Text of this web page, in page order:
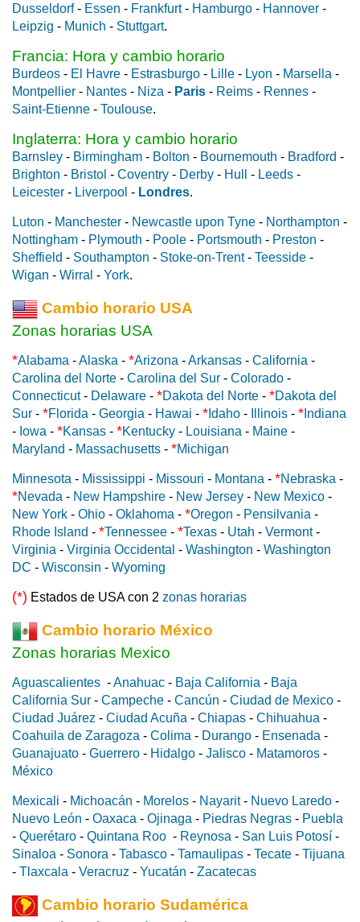
Dusseldorf- Essen - Frankfurt- Hamburgo - Hannover -
Leipzig - Munich - Stuttgart.
Francia: Hora y cambio horario
Burdeos - El Havre - Estrasburgo - Lille - Lyon - Marsella -
Montpellier - Nantes - Niza - Paris - Reims - Rennes -
Saint-Etienne - Toulouse.
Inglaterra: Hora y cambio horario
Barnsley - Birmingham - Bolton - Bournemouth - Bradford -
Brighton - Bristol - Coventry - Derby - Hull - Leeds -
Leicester - Liverpool - Londres.
Luton - Manchester - Newcastle upon Tyne - Northampton -
Nottingham - Plymouth - Poole - Portsmouth - Preston -
Sheffield - Southampton - Stoke-on-Trent- Teesside -
Wigan - Wirral - York.
Cambio horario USA
Zonas horarias USA
*Alabama -Alaska - *Arizona -Arkansas - California -
Carolina del Norte - Carolina del Sur - Colorado -
Connecticut- Delaware - *Dakota del Norte - *Dakota del
Sur - *Florida - Georgia - Hawai - * Idaho - Illinois - * Indiana
- Iowa - *Kansas - *Kentucky - Louisiana - Maine -
Maryland - Massachusetts - *Michigan
Minnesota - Mississippi - Missouri - Montana - *Nebraska -
*Nevada - New Hampshire - New Jersey - New Mexico -
New York - Ohio - Oklahoma - *Oregon - Pensilvania -
Rhode Island - *Tennessee - *Texas - Utah - Vermont-
Virginia - Virginia Occidental - Washington - Washington
DC - Wisconsin - Wyoming
(*) Estados de USA con 2 zonas horarias
Cambio horario México
Zonas horarias Mexico
Aguascalientes -Anahuac - Baja California - Baja
California Sur - Campeche - Cancún - Ciudad de Mexico -
Ciudad Juárez - Ciudad Acuña - Chiapas - Chihuahua -
Coahuila de Zaragoza - Colima - Durango - Ensenada -
Guanajuato - Guerrero - Hidalgo - Jalisco - Matamoros -
México
Mexicali - Michoacán - Morelos - Nayarit- Nuevo Laredo -
Nuevo León - Oaxaca - Ojinaga - Piedras Negras - Puebla
- Querétaro - Quintana Roo - Reynosa - San Luis Potosí -
Sinaloa - Sonora - Tabasco - Tamaulipas - Tecate - Tijuana
- Tlaxcala - Veracruz - Yucatán - Zacatecas
Cambio horario Sudamérica